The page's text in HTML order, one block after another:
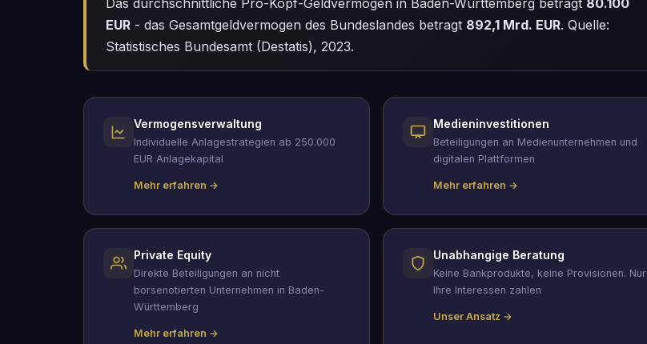
Das durchschnittliche Pro-Kopf-Geldvermogen in Baden-Württemberg betragt 80.100
EUR - das Gesamtgeldvermogen des Bundeslandes betragt 892,1 Mrd. EUR. Quelle:
Statistisches Bundesamt (Destatis), 2023.
Vermogensverwaltung
Individuelle Anlagestrategien ab 250.000
EUR Anlagekapital
Mehr erfahren →
Medieninvestitionen
Beteiligungen an Medienunternehmen und
digitalen Plattformen
Mehr erfahren →
Private Equity
Direkte Beteiligungen an nicht
borsenotierten Unternehmen in Baden-
Württemberg
Mehr erfahren →
Unabhangige Beratung
Keine Bankprodukte, keine Provisionen. Nur
Ihre Interessen zahlen
Unser Ansatz →